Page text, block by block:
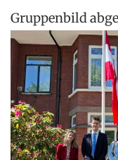
Gruppenbild